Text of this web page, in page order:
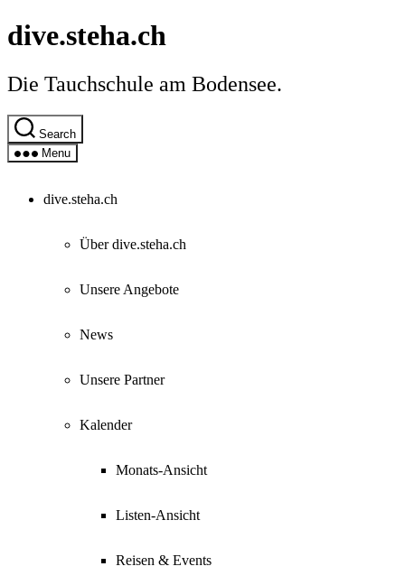
Skip
to
content
dive.steha.ch
Die Tauchschule am Bodensee.
Search
Menu
dive.steha.ch
Über dive.steha.ch
Unsere Angebote
News
Unsere Partner
Kalender
Monats-Ansicht
Listen-Ansicht
Reisen & Events